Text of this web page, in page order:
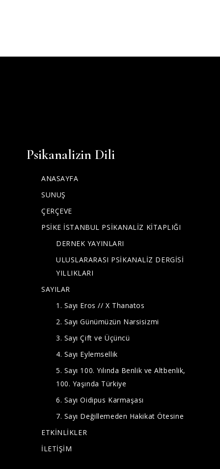
Psikanalizin Dili
ANASAYFA
SUNUŞ
ÇERÇEVE
PSİKE İSTANBUL PSİKANALİZ KİTAPLIĞI
DERNEK YAYINLARI
ULUSLARARASI PSİKANALİZ DERGİSİ
YILLIKLARI
SAYILAR
1. Sayı Eros // X Thanatos
2. Sayı Günümüzün Narsisizmi
3. Sayı Çift ve Üçüncü
4. Sayı Eylemsellik
5. Sayı 100. Yılında Benlik ve Altbenlik,
100. Yaşında Türkiye
6. Sayı Oidipus Karmaşası
7. Sayı Değillemeden Hakikat Ötesine
ETKİNLİKLER
İLETİŞİM